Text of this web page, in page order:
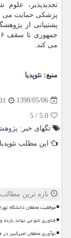
تجدیدپذیر،
پزشكی حمایت می
پشتیبانی از
می كند.
منبع: نئوپدیا
1398/05/06
5.0
/
5
تگهای خبر:
این مطلب
تازه ترین
موفقیت محققان دانشگاه
فناوری نانو می تواند
نوآوری محققان امیرکبیر